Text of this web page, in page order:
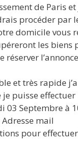
de Paris
procéder par
domicile vous
les biens
et très rapide
puisse
03 Septembre à
mail
pour